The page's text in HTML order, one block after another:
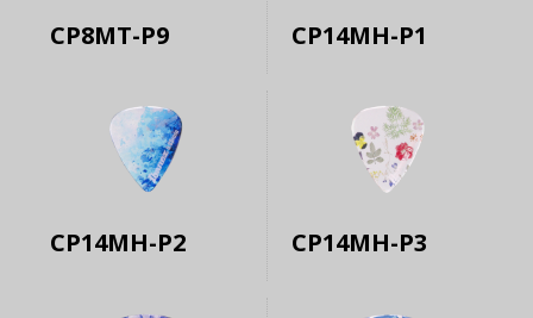
CP8MT-P9 CP14MH-P1
CP14MH-P2 CP14MH-P3